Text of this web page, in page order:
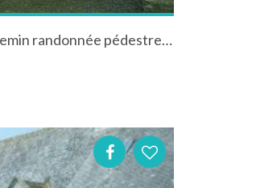
Dans un espace naturel maison en pierres chemin randonnée pédestre/VTT sur place